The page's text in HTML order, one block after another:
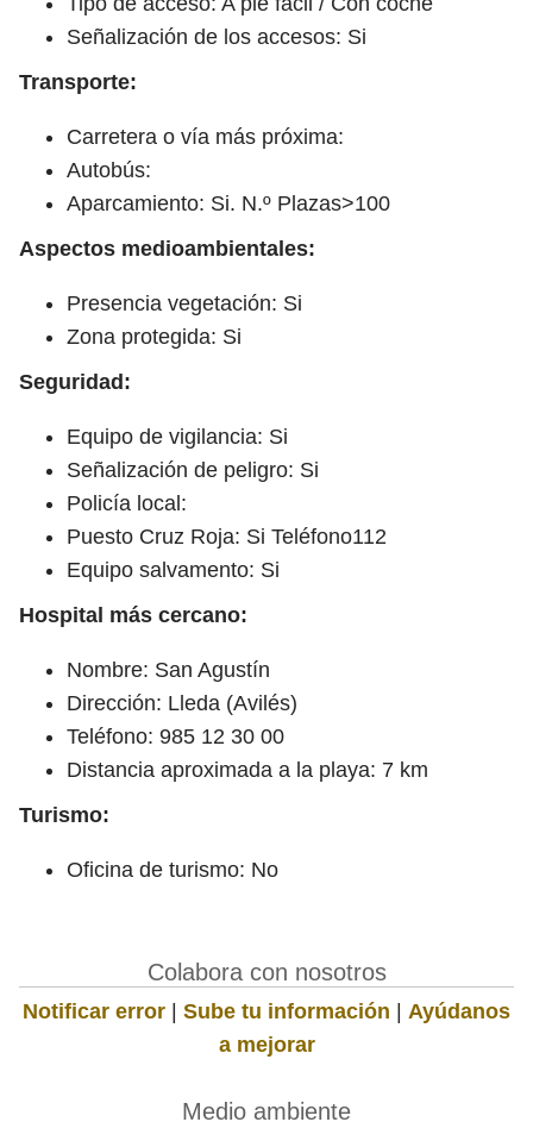
Señalización de los accesos: Si
Transporte:
Carretera o vía más próxima:
Autobús:
Aparcamiento: Si. N.º Plazas>100
Aspectos medioambientales:
Presencia vegetación: Si
Zona protegida: Si
Seguridad:
Equipo de vigilancia: Si
Señalización de peligro: Si
Policía local:
Puesto Cruz Roja: Si Teléfono112
Equipo salvamento: Si
Hospital más cercano:
Nombre: San Agustín
Dirección: Lleda (Avilés)
Teléfono: 985 12 30 00
Distancia aproximada a la playa: 7 km
Turismo:
Oficina de turismo: No
Colabora con nosotros
Notificar error | Sube tu información | Ayúdanos
a mejorar
Medio ambiente